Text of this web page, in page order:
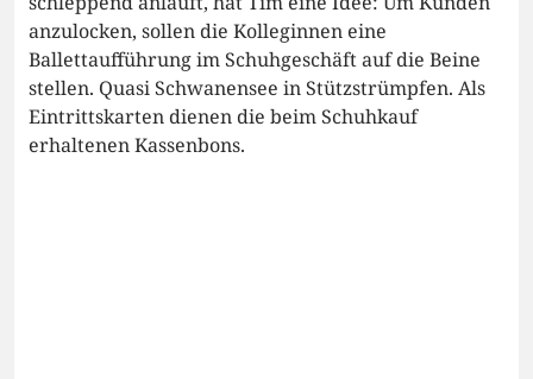
anzulocken, sollen die Kolleginnen eine
Ballettaufführung im Schuhgeschäft auf die Beine
stellen. Quasi Schwanensee in Stützstrümpfen. Als
Eintrittskarten dienen die beim Schuhkauf
erhaltenen Kassenbons.